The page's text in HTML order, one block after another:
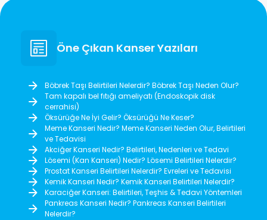
Öne Çıkan Kanser Yazıları
Böbrek Taşı Belirtileri Nelerdir? Böbrek Taşı Neden Olur?
Tam kapalı bel fıtığı ameliyatı (Endoskopik disk
cerrahisi)
Öksürüğe Ne İyi Gelir? Öksürüğü Ne Keser?
Meme Kanseri Nedir? Meme Kanseri Neden Olur, Belirtileri
ve Tedavisi
Akciğer Kanseri Nedir? Belirtileri, Nedenleri ve Tedavi
Lösemi (Kan Kanseri) Nedir? Lösemi Belirtileri Nelerdir?
Prostat Kanseri Belirtileri Nelerdir? Evreleri ve Tedavisi
Kemik Kanseri Nedir? Kemik Kanseri Belirtileri Nelerdir?
Karaciğer Kanseri: Belirtileri, Teşhis & Tedavi Yöntemleri
Pankreas Kanseri Nedir? Pankreas Kanseri Belirtileri
Nelerdir?